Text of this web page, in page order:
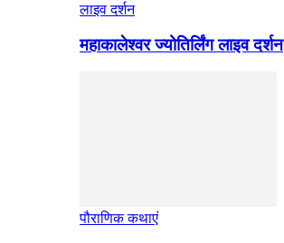
लाइव दर्शन
महाकालेश्वर ज्योतिर्लिंग लाइव दर्शन
पौराणिक कथाएं